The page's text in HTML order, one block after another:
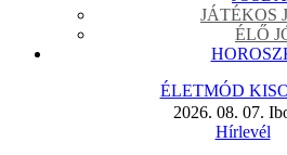
JÁTÉKOS
ÉLŐ
ÉLETMÓD
2026. 08. 07.
Hírlevél